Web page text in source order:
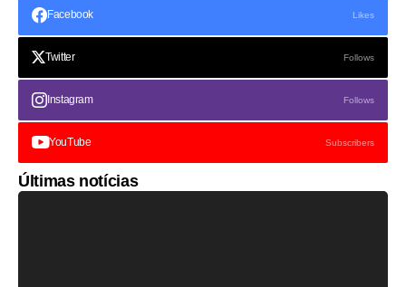
Facebook Likes
Twitter Follows
Instagram Follows
YouTube Subscribers
Últimas notícias